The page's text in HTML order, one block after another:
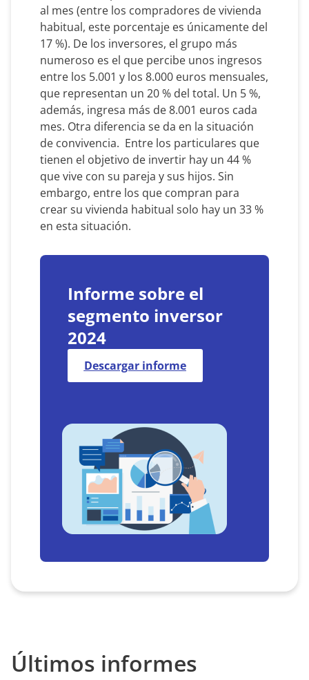
al mes (entre los compradores de vivienda
habitual, este porcentaje es únicamente del
17 %). De los inversores, el grupo más
numeroso es el que percibe unos ingresos
entre los 5.001 y los 8.000 euros mensuales,
que representan un 20 % del total. Un 5 %,
además, ingresa más de 8.001 euros cada
mes. Otra diferencia se da en la situación
de convivencia. Entre los particulares que
tienen el objetivo de invertir hay un 44 %
que vive con su pareja y sus hijos. Sin
embargo, entre los que compran para
crear su vivienda habitual solo hay un 33 %
en esta situación.
Informe sobre el
segmento inversor
2024
Descargar informe
Últimos informes